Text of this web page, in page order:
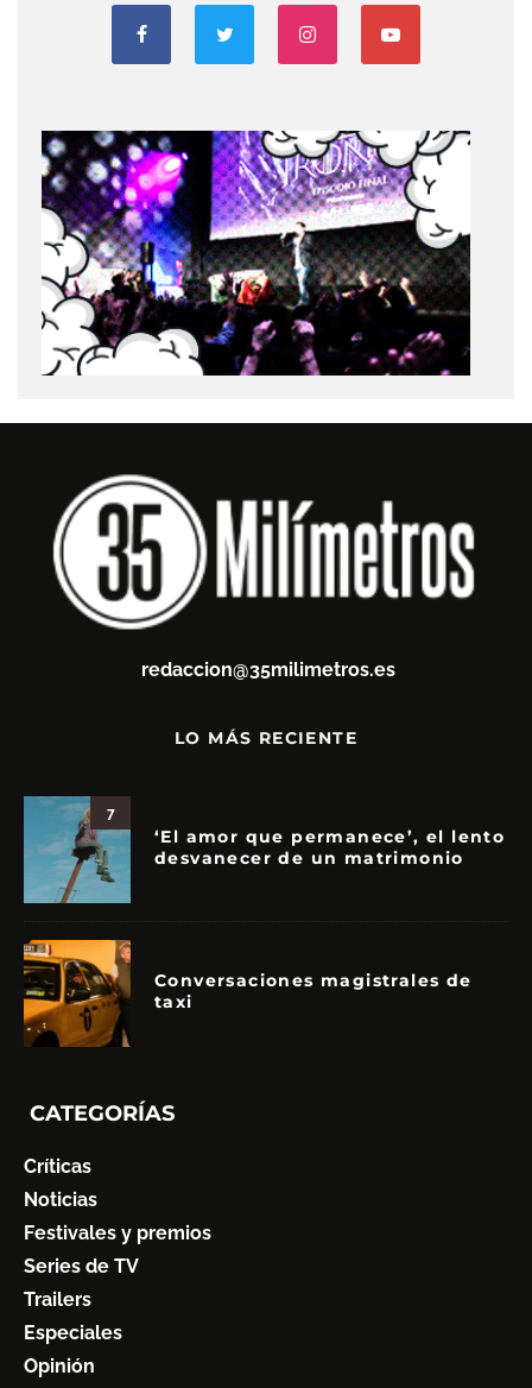
redaccion@35milimetros.es
LO MÁS RECIENTE
7
‘El amor que permanece’, el lento
desvanecer de un matrimonio
Conversaciones magistrales de
taxi
CATEGORÍAS
Críticas
Noticias
Festivales y premios
Series de TV
Trailers
Especiales
Opinión